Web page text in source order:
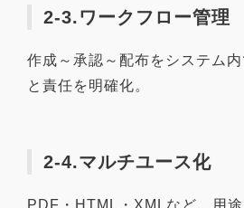
2-3.ワークフロー管理
作成～承認～配布をシステム
と責任を明確化。
2-4.マルチユース化